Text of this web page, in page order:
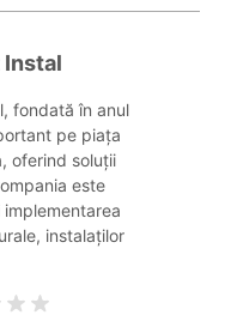
fondată în anul
pe piața
oferind soluții
este
instalaților